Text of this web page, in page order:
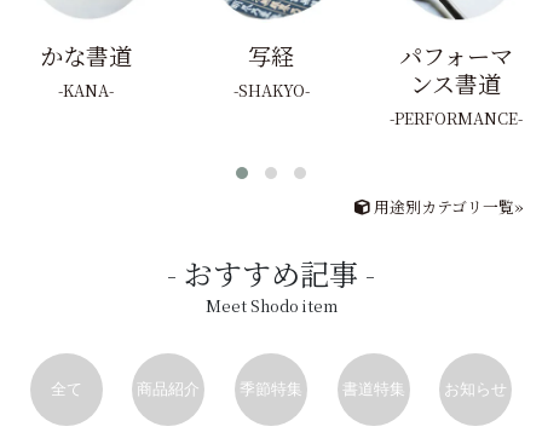
かな書道
KANA
写経
SHAKYO
パフォーマ
ンス書道
PERFORMANCE
用途別カテゴリ一覧»
おすすめ記事
Meet Shodo item
全て 商品紹介 季節特集 書道特集 お知らせ